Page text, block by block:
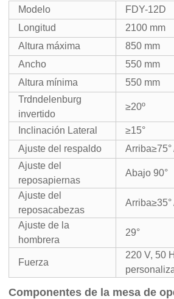
Modelo
FDY-12D
Longitud
2100 mm
Altura máxima
850 mm
Ancho
550 mm
Altura mínima
550 mm
Trdndelenburg
invertido
≥20º
Inclinación Lateral
≥15°
Ajuste del respaldo
Ajuste del
reposapiernas
Abajo 90°
Ajuste del
reposacabezas
Ajuste de la
hombrera
29°
Fuerza
220 V, 50
Componentes de la mesa de